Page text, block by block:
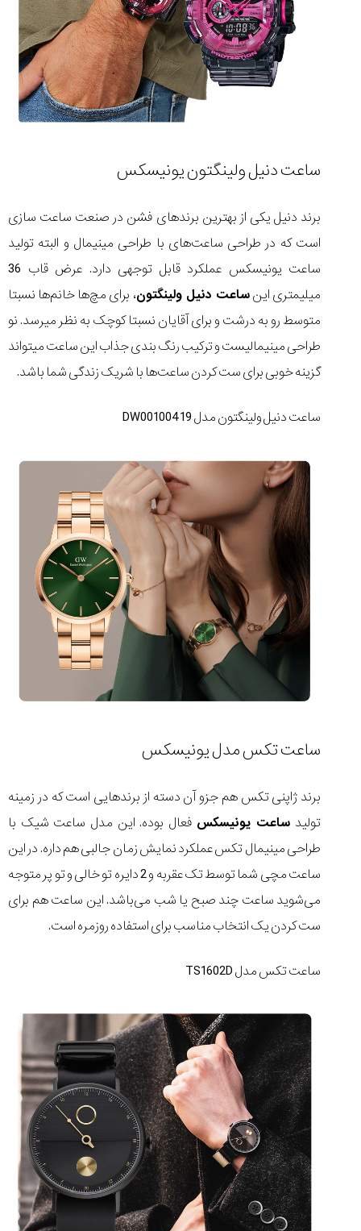
ساعت دنیل ولینگتون یونیسکس
برند دنیل یکی از بهترین برندهای فشن در صنعت ساعت سازی
است که در طراحی ساعت‌های با طراحی مینیمال و البته تولید
ساعت یونیسکس عملکرد قابل توجهی دارد. عرض قاب 36
میلیمتری اینساعت دنیل ولینگتون، برای مچ‌ها خانم‌ها نسبتا
متوسط رو به درشت و برای آقایان نسبتا کوچک به نظر میرسد. نو
طراحی مینیمالیست و ترکیب رنگ بندی جذاب این ساعت میتواند
گزینه خوبی برای ست کردن ساعت‌ها با شریک زندگی شما باشد.
ساعت دنیل ولینگتون مدل DW00100419
ساعت تکس مدل یونیسکس
برند ژاپنی تکس هم جزو آن دسته از برندهایی است که در زمینه
تولید ساعت یونیسکس فعال بوده. این مدل ساعت شیک با
طراحی مینیمال تکس عملکرد نمایش زمان جالبی هم داره. در این
ساعت مچی شما توسط تک عقربه و 2 دایره تو خالی و تو پر متوجه
می‌شوید ساعت چند صبح یا شب می‌باشد. این ساعت هم برای
ست کردن یک انتخاب مناسب برای استفاده روزمره است.
ساعت تکس مدل TS1602D